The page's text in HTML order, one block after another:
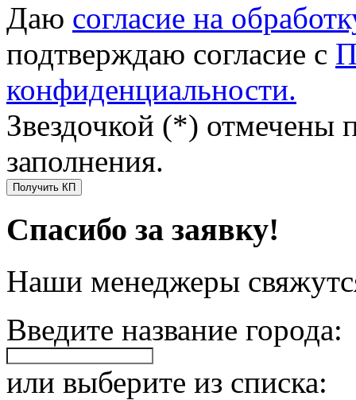
Даю согласие на
подтверждаю согласие с
конфиденциальности.
Звездочкой (*) отмечены
заполнения.
Получить КП
Спасибо за заявку!
Наши менеджеры
Введите название города:
или выберите из списка: